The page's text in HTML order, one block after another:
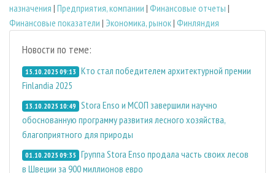
назначения | Предприятия, компании | Финансовые отчеты |
Финансовые показатели | Экономика, рынок| Финляндия
Новости по теме:
15.10.2025 09:13 Кто стал победителем архитектурной премии
Finlandia 2025
13.10.2025 10:49 Stora Enso и МСОП завершили научно
обоснованную программу развития лесного хозяйства,
благоприятного для природы
01.10.2025 09:35 Группа Stora Enso продала часть своих лесов
в Швеции за 900 миллионов евро